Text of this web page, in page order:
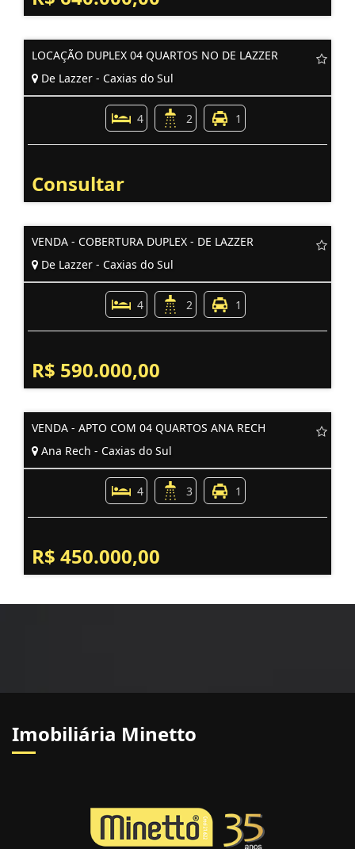
LOCAÇÃO DUPLEX 04 QUARTOS NO DE LAZZER
De Lazzer - Caxias do Sul
4 2 1
Consultar
VENDA - COBERTURA DUPLEX - DE LAZZER
De Lazzer - Caxias do Sul
4 2 1
R$ 590.000,00
VENDA - APTO COM 04 QUARTOS ANA RECH
Ana Rech - Caxias do Sul
4 3 1
R$ 450.000,00
Imobiliária Minetto